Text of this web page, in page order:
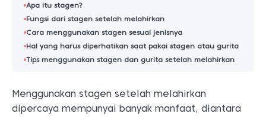
Apa itu stagen?
Fungsi dari stagen setelah melahirkan
Cara menggunakan stagen sesuai jenisnya
Hal yang harus diperhatikan saat pakai stagen atau gurita
Tips menggunakan stagen dan gurita setelah melahirkan
Menggunakan stagen setelah melahirkan
dipercaya mempunyai banyak manfaat, diantara